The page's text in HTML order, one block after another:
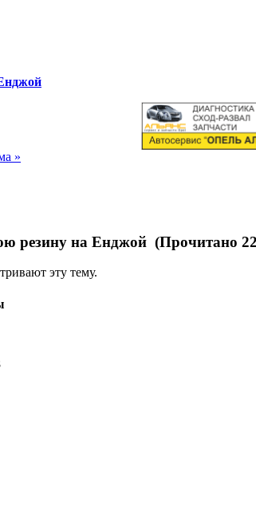
»
резину на Енджой (Прочитано
эту тему.